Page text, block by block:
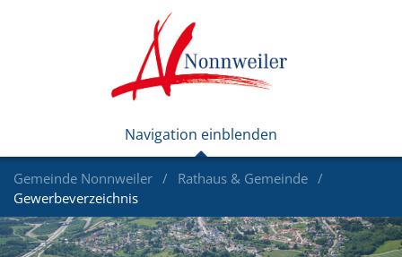
Gemeinde Nonnweiler
Rathaus & Gemeinde
Gewerbeverzeichnis